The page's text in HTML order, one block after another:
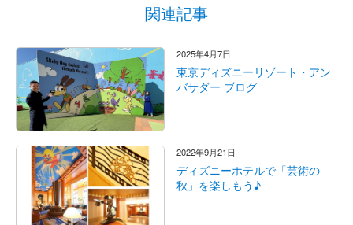
関連記事
2025年4月7日
東京ディズニーリゾート・アン
バサダー ブログ
2022年9月21日
ディズニーホテルで「芸術の
秋」を楽しもう♪